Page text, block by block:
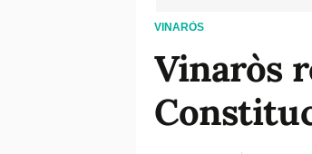
VINARÒS
Vinaròs